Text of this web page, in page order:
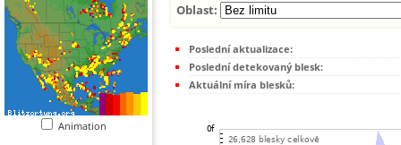
Animation
Oblast:
Poslední aktualizace:
Poslední detekovaný blesk:
Aktuální míra blesků: